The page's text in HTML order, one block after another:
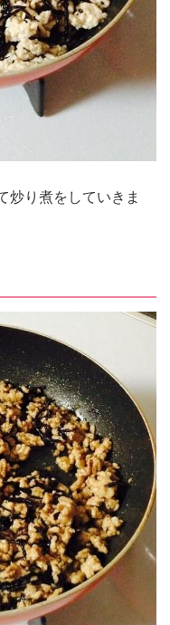
炒り煮をしていきま